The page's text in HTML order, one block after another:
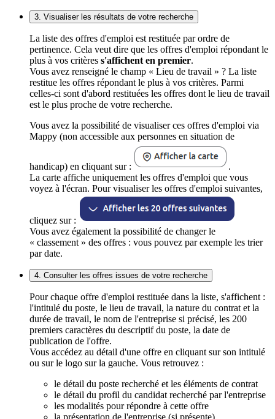
3. Visualiser les résultats de votre recherche
La liste des offres d'emploi est restituée par ordre de
pertinence. Cela veut dire que les offres d'emploi répondant le
plus à vos critères s'affichent en premier.
Vous avez renseigné le champ « Lieu de travail » ? La liste
restitue les offres répondant le plus à vos critères. Parmi
celles-ci sont d'abord restituées les offres dont le lieu de travail
est le plus proche de votre recherche.
Vous avez la possibilité de visualiser ces offres d'emploi via
Mappy (non accessible aux personnes en situation de
handicap) en cliquant sur :
.
La carte affiche uniquement les offres d'emploi que vous
voyez à l'écran. Pour visualiser les offres d'emploi suivantes,
cliquez sur :
Vous avez également la possibilité de changer le
« classement » des offres : vous pouvez par exemple les trier
par date.
4. Consulter les offres issues de votre recherche
Pour chaque offre d'emploi restituée dans la liste, s'affichent :
l'intitulé du poste, le lieu de travail, la nature du contrat et la
durée de travail, le nom de l'entreprise si précisé, les 200
premiers caractères du descriptif du poste, la date de
publication de l'offre.
Vous accédez au détail d'une offre en cliquant sur son intitulé
ou sur le logo sur la gauche. Vous retrouvez :
le détail du poste recherché et les éléments de contrat
le détail du profil du candidat recherché par l'entreprise
les modalités pour répondre à cette offre
la présentation de l'entreprise (si présente)